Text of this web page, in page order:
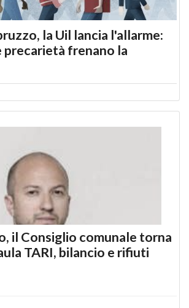
la Uil lancia l'allarme:
precarietà frenano la
il Consiglio comunale torna
TARI, bilancio e rifiuti